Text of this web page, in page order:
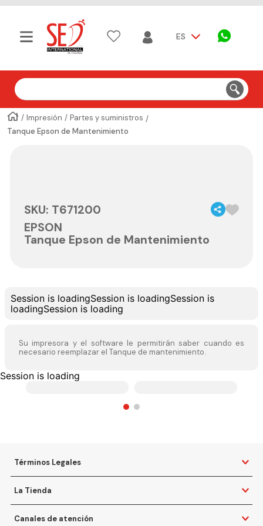
ES
Buscar
Impresión
Partes y suministros
Tanque Epson de Mantenimiento
SKU: T671200
EPSON
Tanque Epson de Mantenimiento
Session is loadingSession is loadingSession is
loadingSession is loading
Su impresora y el software le permitirán saber cuando es
necesario reemplazar el Tanque de mantenimiento.
Session is loading
Términos Legales
La Tienda
Canales de atención